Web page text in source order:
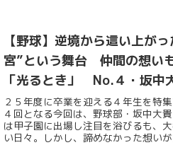
【野球】逆境から這い上が
宮”という舞台 仲間の想い
「光るとき」 No.４・坂中
２５年度に卒業を迎える４年生を特
４回となる今回は、野球部・坂中大
は甲子園に出場し注目を浴びるも、
い日々。しかし、諦めなかった想い